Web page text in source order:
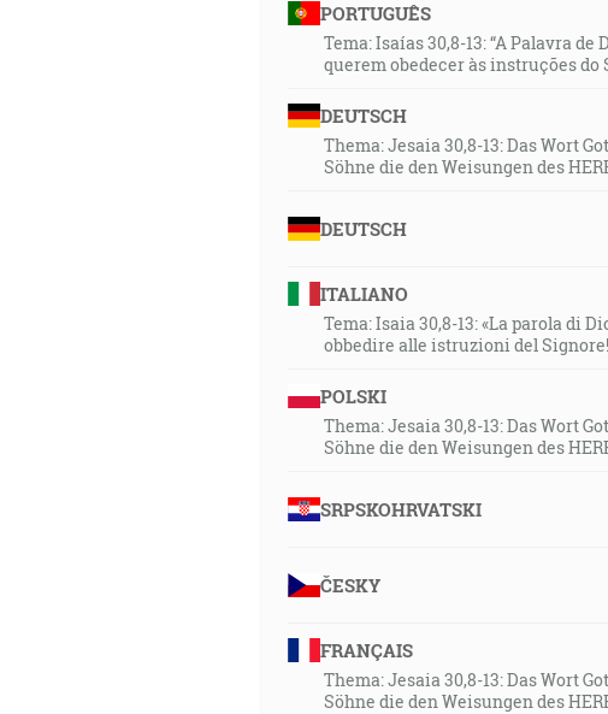
PORTUGUÊS
Tema: Isaías 30,8-13: “A Palavra
querem obedecer às instruções do
DEUTSCH
Thema: Jesaia 30,8-13: Das Wort
Söhne die den Weisungen des
DEUTSCH
ITALIANO
Tema: Isaia 30,8-13: «La parola di
obbedire alle istruzioni del
POLSKI
Thema: Jesaia 30,8-13: Das Wort
Söhne die den Weisungen des
SRPSKOHRVATSKI
ČESKY
FRANÇAIS
Thema: Jesaia 30,8-13: Das Wort
Söhne die den Weisungen des